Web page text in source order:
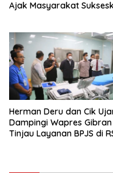
Ajak Masyarakat
Herman Deru dan Cik
Dampingi Wapres Gibran
Tinjau Layanan BPJS di